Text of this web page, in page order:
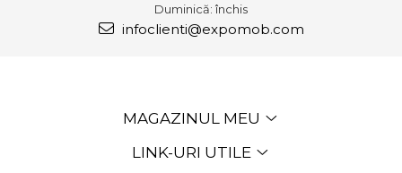
Duminică: închis
infoclienti@expomob.com
MAGAZINUL MEU
LINK-URI UTILE